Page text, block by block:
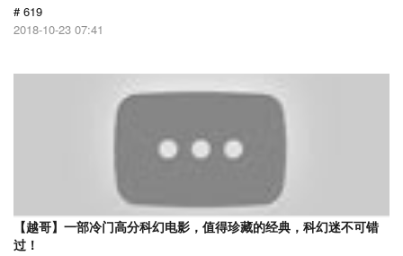
# 619
2018-10-23 07:41
【越哥】一部冷门高分科幻电影，值得珍藏的经典，科幻迷不可错
过！